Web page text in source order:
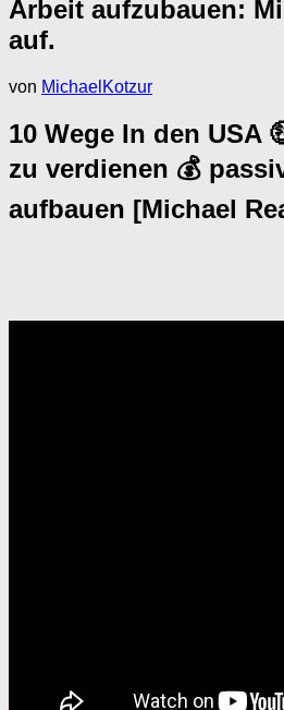
Arbeit aufzubauen:
auf.
von MichaelKotzur
10 Wege In den USA
zu verdienen 💰
aufbauen [Michael